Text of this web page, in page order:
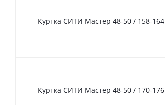
Куртка СИТИ Мастер 48-50 / 158-164
Куртка СИТИ Мастер 48-50 / 170-176